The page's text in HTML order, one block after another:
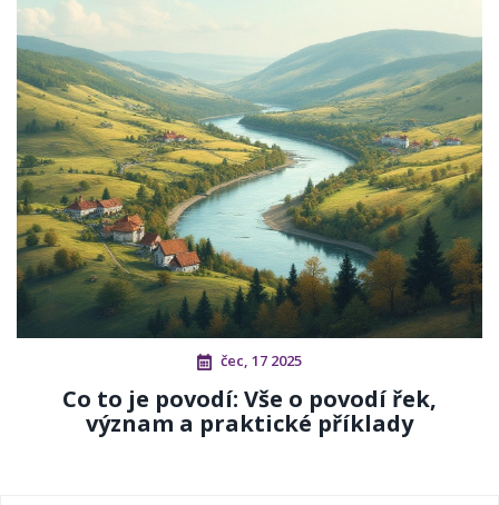
čec, 17 2025
Co to je povodí: Vše o povodí řek,
význam a praktické příklady